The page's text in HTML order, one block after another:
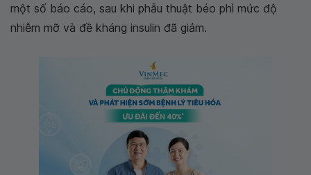
một số báo cáo, sau khi phẫu thuật béo phì mức độ
nhiễm mỡ và đề kháng insulin đã giảm.